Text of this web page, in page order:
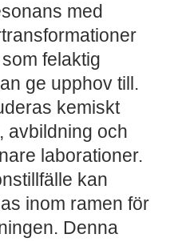
med
felaktig
ge upphov till.
kemiskt
avbildning och
laborationer.
kan
inom ramen för
Denna